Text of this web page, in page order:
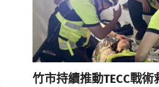
竹市持續推動TECC戰